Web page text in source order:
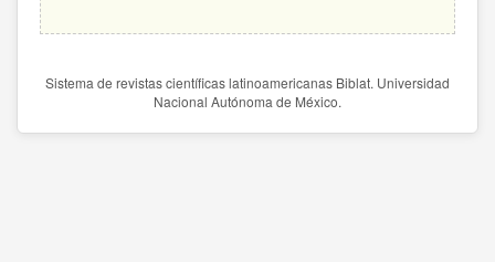
Sistema de revistas científicas latinoamericanas Biblat. Universidad
Nacional Autónoma de México.